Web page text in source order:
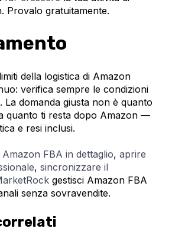
Provalo gratuitamente.
della logistica di Amazon
verifica sempre le condizioni
La domanda giusta non è quanto
quanto ti resta dopo Amazon —
e resi inclusi.
Amazon FBA in dettaglio, aprire
, sincronizzare il
gestisci Amazon FBA
senza sovravendite.